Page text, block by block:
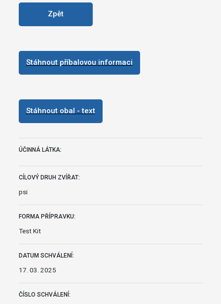
Zpět
Stáhnout příbalovou informaci
Stáhnout obal - text
ÚČINNÁ LÁTKA:
CÍLOVÝ DRUH ZVÍŘAT:
psi
FORMA PŘÍPRAVKU:
Test Kit
DATUM SCHVÁLENÍ:
17. 03. 2025
ČÍSLO SCHVÁLENÍ: